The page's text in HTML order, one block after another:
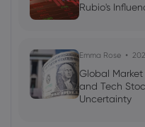
Rubio's
Emma Rose
Global
and Tech
Uncertainty